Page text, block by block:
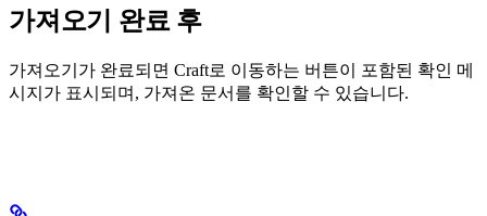
가져오기 완료 후
가져오기가 완료되면 Craft로 이동하는 버튼이 포함된 확인 메
시지가 표시되며, 가져온 문서를 확인할 수 있습니다.